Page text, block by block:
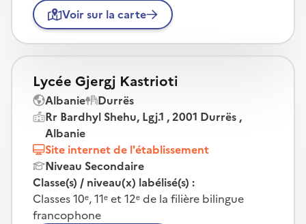
Voir sur la carte
Lycée Gjergj Kastrioti
Albanie
Durrës
Rr Bardhyl Shehu, Lgj.1 , 2001 Durrës ,
Albanie
Site internet de l'établissement
Niveau Secondaire
Classe(s) / niveau(x) labélisé(s) :
Classes 10ᵉ, 11ᵉ et 12ᵉ de la filière bilingue
francophone